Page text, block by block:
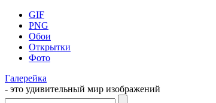
GIF
PNG
Обои
Открытки
Фото
Галерейка
- это удивительный мир изображений